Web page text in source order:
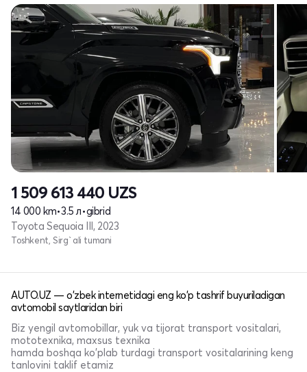
1 509 613 440 UZS
14 000 km•3.5 л•gibrid
Toyota Sequoia III, 2023
Toshkent, Sirg`ali tumani
AUTO.UZ — o'zbek internetidagi eng ko'p tashrif buyuriladigan
avtomobil saytlaridan biri
Biz yengil avtomobillar, yuk va tijorat transport vositalari,
mototexnika, maxsus texnika
hamda boshqa ko'plab turdagi transport vositalarining keng
tanlovini taklif etamiz